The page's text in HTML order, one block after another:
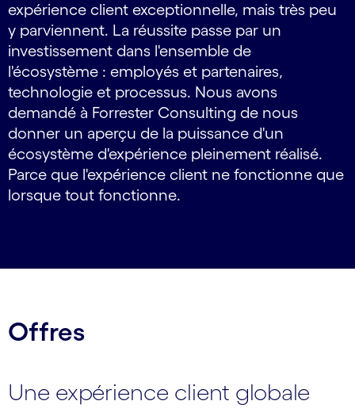
expérience client exceptionnelle, mais très peu
y parviennent. La réussite passe par un
investissement dans l'ensemble de
l'écosystème : employés et partenaires,
technologie et processus. Nous avons
demandé à Forrester Consulting de nous
donner un aperçu de la puissance d'un
écosystème d'expérience pleinement réalisé.
Parce que l'expérience client ne fonctionne que
lorsque tout fonctionne.
Offres
Une expérience client globale